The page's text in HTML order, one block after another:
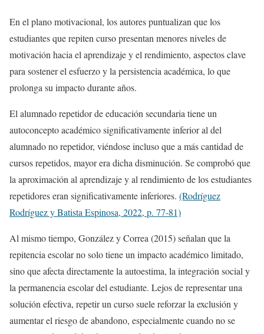
En el plano motivacional, los autores puntualizan que los
estudiantes que repiten curso presentan menores niveles de
motivación hacia el aprendizaje y el rendimiento, aspectos clave
para sostener el esfuerzo y la persistencia académica, lo que
prolonga su impacto durante años.
El alumnado repetidor de educación secundaria tiene un
autoconcepto académico significativamente inferior al del
alumnado no repetidor, viéndose incluso que a más cantidad de
cursos repetidos, mayor era dicha disminución. Se comprobó que
la aproximación al aprendizaje y al rendimiento de los estudiantes
repetidores eran significativamente inferiores. (Rodríguez
Rodríguez y Batista Espinosa, 2022, p. 77-81)
Al mismo tiempo, González y Correa (2015) señalan que la
repitencia escolar no solo tiene un impacto académico limitado,
sino que afecta directamente la autoestima, la integración social y
la permanencia escolar del estudiante. Lejos de representar una
solución efectiva, repetir un curso suele reforzar la exclusión y
aumentar el riesgo de abandono, especialmente cuando no se